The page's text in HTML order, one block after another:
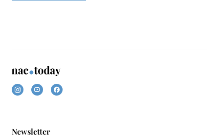
Newsletter